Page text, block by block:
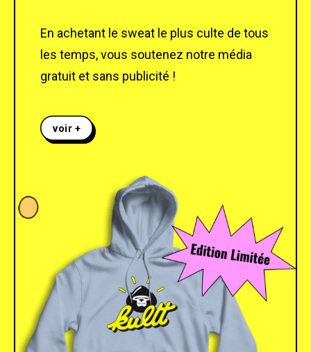
En achetant le sweat le plus culte de tous
les temps, vous soutenez notre média
gratuit et sans publicité !
voir +